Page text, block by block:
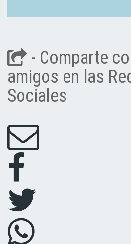
- Comparte
amigos en las
Sociales